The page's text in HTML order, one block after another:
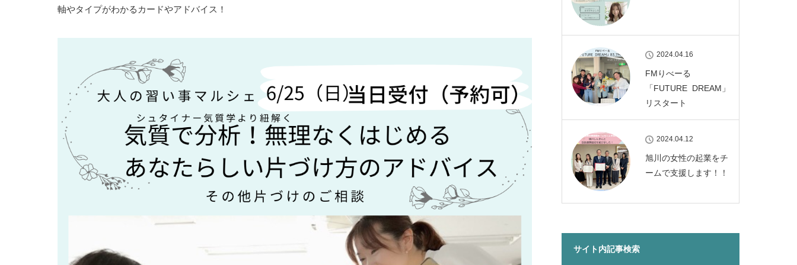
軸やタイプがわかるカードやアドバイス！
2024.04.16
FMりべーる
「FUTURE DREAM」
リスタート
2024.04.12
旭川の女性の起業をチ
ームで支援します！！
サイト内記事検索